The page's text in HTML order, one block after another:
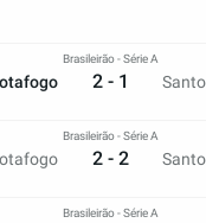
Brasileirão - Série A
2 - 1
Brasileirão - Série A
2 - 2
Brasileirão - Série A